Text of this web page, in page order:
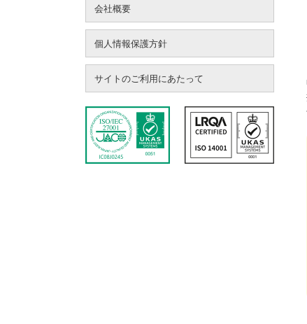
会社概要
個人情報保護方針
サイトのご利用にあたって